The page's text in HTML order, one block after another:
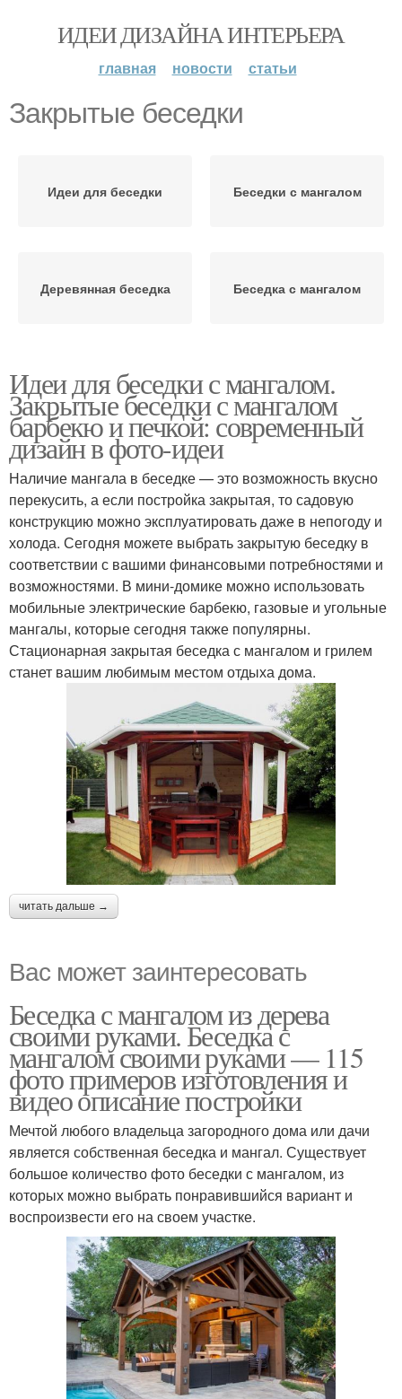
ИДЕИ ДИЗАЙНА ИНТЕРЬЕРА
главная новости статьи
Закрытые беседки
Идеи для беседки Беседки с мангалом
Деревянная беседка Беседка с мангалом
Идеи для беседки с мангалом.
Закрытые беседки с мангалом
барбекю и печкой: современный
дизайн в фото-идеи
Наличие мангала в беседке — это возможность вкусно
перекусить, а если постройка закрытая, то садовую
конструкцию можно эксплуатировать даже в непогоду и
холода. Сегодня можете выбрать закрытую беседку в
соответствии с вашими финансовыми потребностями и
возможностями. В мини-домике можно использовать
мобильные электрические барбекю, газовые и угольные
мангалы, которые сегодня также популярны.
Стационарная закрытая беседка с мангалом и грилем
станет вашим любимым местом отдыха дома.
читать дальше →
Вас может заинтересовать
Беседка с мангалом из дерева
своими руками. Беседка с
мангалом своими руками — 115
фото примеров изготовления и
видео описание постройки
Мечтой любого владельца загородного дома или дачи
является собственная беседка и мангал. Существует
большое количество фото беседки с мангалом, из
которых можно выбрать понравившийся вариант и
воспроизвести его на своем участке.